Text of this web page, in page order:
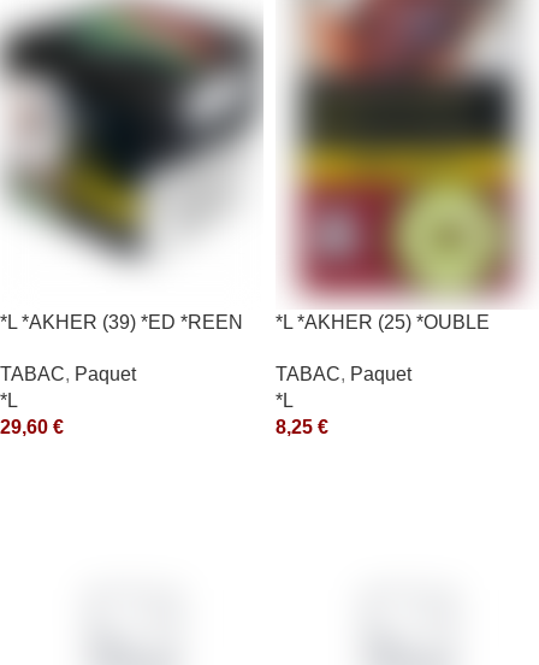
*L *AKHER (39) *ED *REEN
TABAC, Paquet
*L
29,60 €
*L *AKHER (25) *OUBLE
TABAC, Paquet
*L
8,25 €